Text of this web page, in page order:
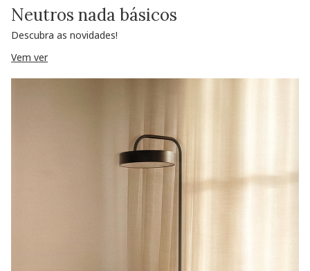
Neutros nada básicos
Descubra as novidades!
Vem ver